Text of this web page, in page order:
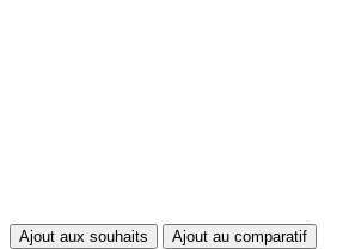
Ajout aux souhaits
Ajout au comparatif